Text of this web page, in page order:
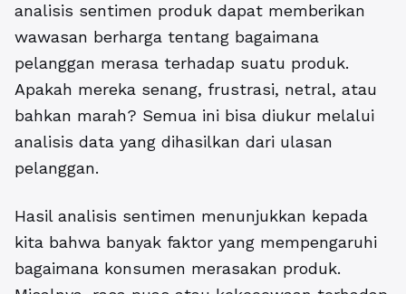
analisis sentimen produk dapat memberikan
wawasan berharga tentang bagaimana
pelanggan merasa terhadap suatu produk.
Apakah mereka senang, frustrasi, netral, atau
bahkan marah? Semua ini bisa diukur melalui
analisis data yang dihasilkan dari ulasan
pelanggan.
Hasil analisis sentimen menunjukkan kepada
kita bahwa banyak faktor yang mempengaruhi
bagaimana konsumen merasakan produk.